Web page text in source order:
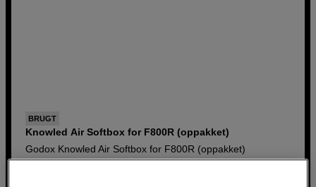
BRUGT
Knowled Air Softbox for F800R (oppakket)
Godox Knowled Air Softbox for F800R (oppakket)